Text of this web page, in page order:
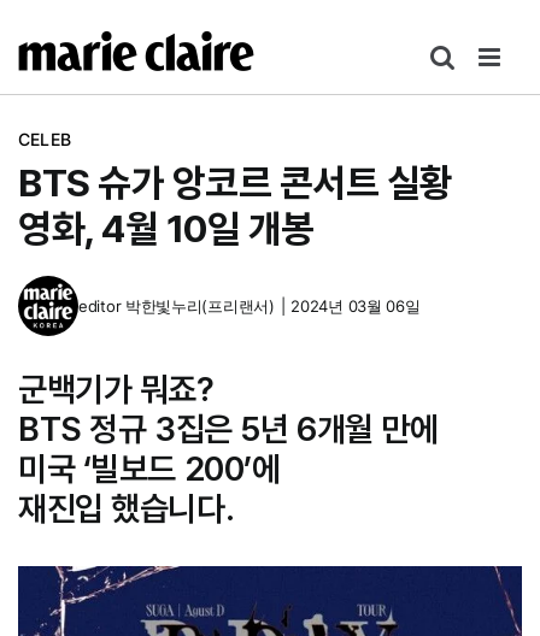
텐
건CELEB
BTS 슈가 앙코르 콘서트 실황
영화, 4월 10일 개봉
editor 박한빛누리(프리랜서) 2024년 03월 06일
군백기가 뭐죠?
BTS 정규 3집은 5년 6개월 만에
미국 ‘빌보드 200’에
재진입 했습니다.